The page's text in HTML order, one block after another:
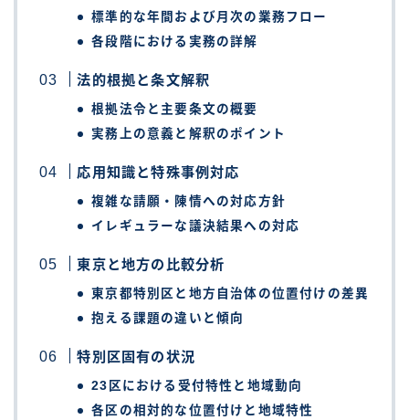
標準的な年間および月次の業務フロー
各段階における実務の詳解
法的根拠と条文解釈
根拠法令と主要条文の概要
実務上の意義と解釈のポイント
応用知識と特殊事例対応
複雑な請願・陳情への対応方針
イレギュラーな議決結果への対応
東京と地方の比較分析
東京都特別区と地方自治体の位置付けの差異
抱える課題の違いと傾向
特別区固有の状況
23区における受付特性と地域動向
各区の相対的な位置付けと地域特性